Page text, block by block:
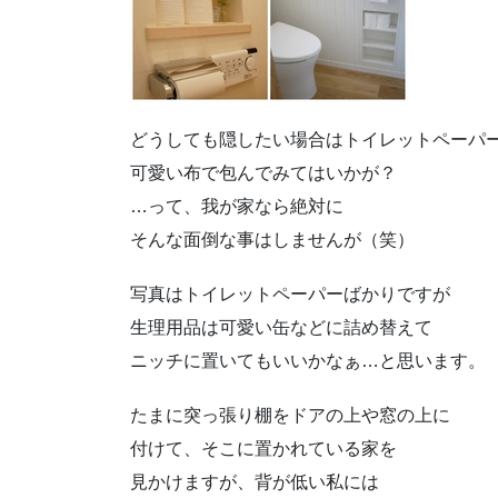
どうしても隠したい場合はトイレットペーパ
可愛い布で包んでみてはいかが？
…って、我が家なら絶対に
そんな面倒な事はしませんが（笑）
写真はトイレットペーパーばかりですが
生理用品は可愛い缶などに詰め替えて
ニッチに置いてもいいかなぁ…と思います。
たまに突っ張り棚をドアの上や窓の上に
付けて、そこに置かれている家を
見かけますが、背が低い私には